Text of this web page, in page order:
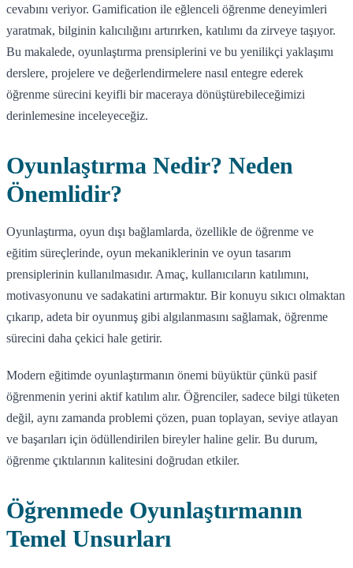
cevabını veriyor. Gamification ile eğlenceli öğrenme deneyimleri
yaratmak, bilginin kalıcılığını artırırken, katılımı da zirveye taşıyor.
Bu makalede, oyunlaştırma prensiplerini ve bu yenilikçi yaklaşımı
derslere, projelere ve değerlendirmelere nasıl entegre ederek
öğrenme sürecini keyifli bir maceraya dönüştürebileceğimizi
derinlemesine inceleyeceğiz.
Oyunlaştırma Nedir? Neden
Önemlidir?
Oyunlaştırma, oyun dışı bağlamlarda, özellikle de öğrenme ve
eğitim süreçlerinde, oyun mekaniklerinin ve oyun tasarım
prensiplerinin kullanılmasıdır. Amaç, kullanıcıların katılımını,
motivasyonunu ve sadakatini artırmaktır. Bir konuyu sıkıcı olmaktan
çıkarıp, adeta bir oyunmuş gibi algılanmasını sağlamak, öğrenme
sürecini daha çekici hale getirir.
Modern eğitimde oyunlaştırmanın önemi büyüktür çünkü pasif
öğrenmenin yerini aktif katılım alır. Öğrenciler, sadece bilgi tüketen
değil, aynı zamanda problemi çözen, puan toplayan, seviye atlayan
ve başarıları için ödüllendirilen bireyler haline gelir. Bu durum,
öğrenme çıktılarının kalitesini doğrudan etkiler.
Öğrenmede Oyunlaştırmanın
Temel Unsurları